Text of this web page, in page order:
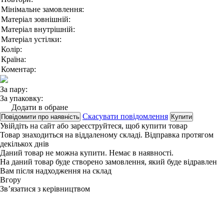
Мінімальне замовлення:
Матеріал зовнішній:
Матеріал внутрішній:
Матеріал устілки:
Колір:
Країна:
Коментар:
За пару:
За упаковку:
Додати в обране
Повідомити про наявність Скасувати повідомлення Купити
Увійдіть на сайт або зареєструйтеся, щоб купити товар
Товар знаходиться на віддаленому складі. Відправка протягом
декількох днів
Даний товар не можна купити. Немає в наявності.
На даний товар буде створено замовлення, який буде відравлен
Вам після надходження на склад
Вгору
Зв’язатися з керівництвом